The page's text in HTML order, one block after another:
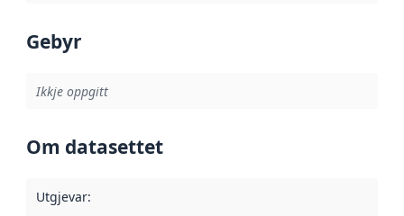
Gebyr
Ikkje oppgitt
Om datasettet
Utgjevar: